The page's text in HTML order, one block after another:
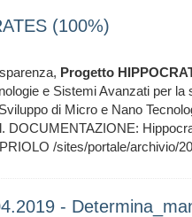
(100%)
Progetto
e Sistemi Avanzati per
di Micro e Nano
DOCUMENTAZIONE:
/sites/portale/archivio/
-